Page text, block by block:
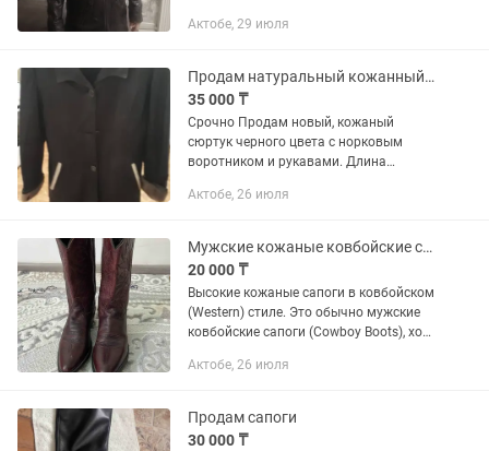
уместен. Размер 52-54.
Актобе, 29 июля
Продам натуральный кожанный сюртук
35 000 ₸
Срочно Продам новый, кожаный
сюртук черного цвета с норковым
воротником и рукавами. Длина
съемный подклад. Сюртук можно
размер...
Актобе, 26 июля
Мужские кожаные ковбойские сапоги. Производство Индия. Натуральная кожа
20 000 ₸
Высокие кожаные сапоги в ковбойском
(Western) стиле. Это обычно мужские
ковбойские сапоги (Cowboy Boots), хотя
женщины.
Актобе, 26 июля
Продам сапоги
30 000 ₸